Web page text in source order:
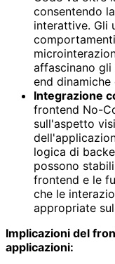
consentendo
interattive. Gli
affascinano
end
Integrazione
frontend No-
sull'aspetto
logica di
possono
frontend e le
che le
appropriate
Implicazioni del
applicazioni: